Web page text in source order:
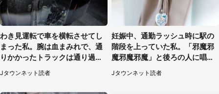
わき見運転で車を横転させてし
まった私。腕は血まみれで、通
りかかったトラックは通り過ぎ
ていき...（福岡県・30代女性）
Jタウンネット読者
妊娠中、通勤ラッシュ時に駅の
階段を上っていた私。「邪魔邪
魔邪魔邪魔」と後ろの人に唱え
られて（神奈川県・30代女性）
Jタウンネット読者